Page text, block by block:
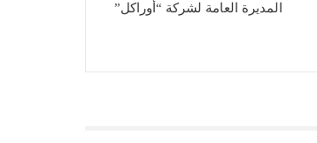
المديرة العامة لشركة “أوراكل”